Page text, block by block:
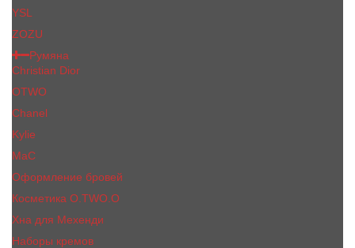
YSL
ZOZU
Румяна
Christian Dior
OTWO
Сhanеl
Kylie
MaC
Оформление бровей
Косметика O.TWO.O
Хна для Мехенди
Наборы кремов